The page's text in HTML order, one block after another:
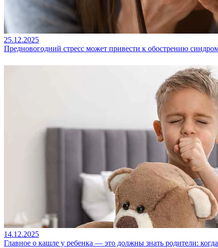
25.12.2025
Предновогодний стресс может привести к обострению
14.12.2025
Главное о кашле у ребенка — это должны знать родители: